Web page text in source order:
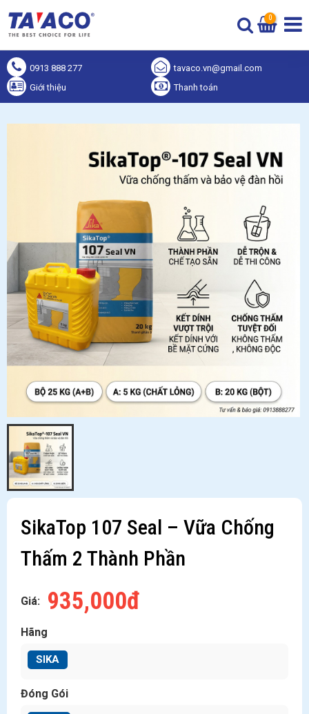
0
0913 888 277
tavaco.vn@gmail.com
Giới thiệu
Thanh toán
SikaTop 107 Seal – Vữa Chống
Thấm 2 Thành Phần
Giá: 935,000đ
Hãng
SIKA
Đóng Gói